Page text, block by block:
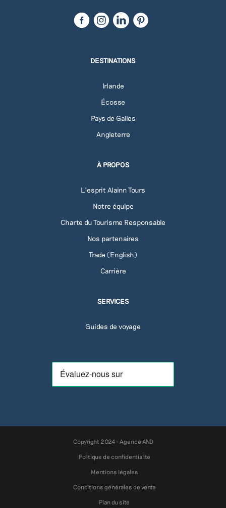
DESTINATIONS
Irlande
Écosse
Pays de Galles
Angleterre
À PROPOS
L'esprit Alainn Tours
Notre équipe
Charte du Tourisme Responsable
Nos partenaires
Trade (English)
Carrière
SERVICES
Guides de voyage
Copyright 2024 - Agence AND
Politique de confidentialité
Mentions légales
Conditions générales de vente
Plan du site